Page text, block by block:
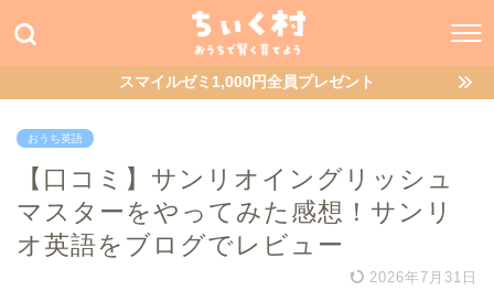
スマイルゼミ1,000円全員プレゼント
おうち英語
【口コミ】サンリオイングリッシュ
マスターをやってみた感想！サンリ
オ英語をブログでレビュー
2026年7月31日